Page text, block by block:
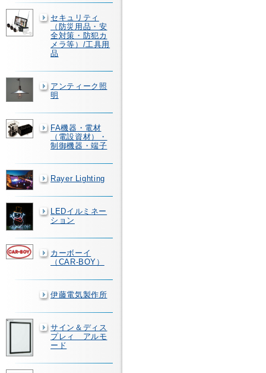
セキュリティ
（防災用品・安
全対策・防犯カ
メラ等）/工具用
品
アンティーク照
明
FA機器・電材
（電設資材）・
制御機器・端子
Rayer Lighting
LEDイルミネー
ション
カーボーイ
（CAR-BOY）
伊藤電気製作所
サイン＆ディス
プレィ アルモ
ード